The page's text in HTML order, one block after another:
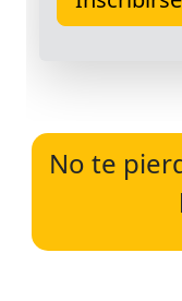
No te